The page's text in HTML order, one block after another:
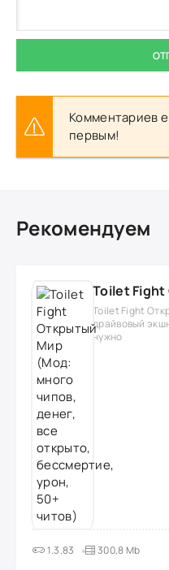
Комментариев
первым!
Рекомендуем
Toilet Fight
драйвовый
нужно
1.3.83 300,8 Mb